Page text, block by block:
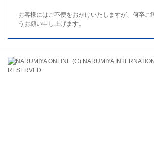
お客様にはご不便をおかけいたしますが、何卒ご
うお願い申し上げます。